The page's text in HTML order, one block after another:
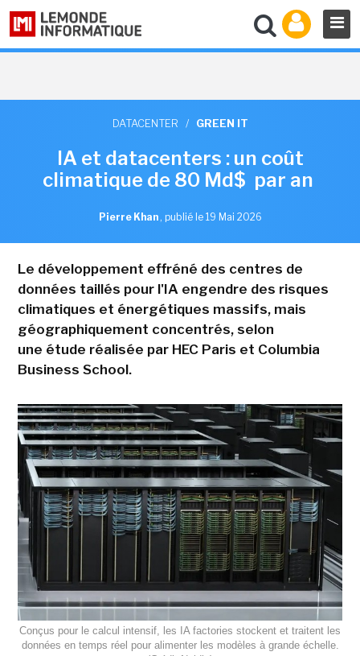
DATACENTER / GREEN IT
IA et datacenters : un coût
climatique de 80 Md$ par an
Pierre Khan , publié le 19 Mai 2026
Le développement effréné des centres de
données taillés pour l'IA engendre des risques
climatiques et énergétiques massifs, mais
géographiquement concentrés, selon
une étude réalisée par HEC Paris et Columbia
Business School.
Conçus pour le calcul intensif, les IA factories stockent et traitent les
données en temps réel pour alimenter les modèles à grande échelle.